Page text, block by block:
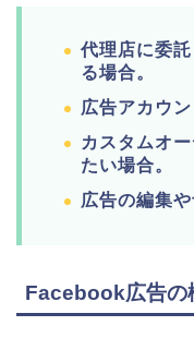
代理店に委
る場合。
広告アカウ
カスタムオ
たい場合。
広告の編集
Facebook広告の